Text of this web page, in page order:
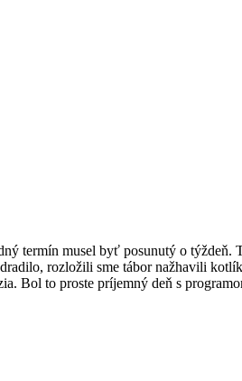
termín musel byť posunutý o týždeň.
rozložili sme tábor nažhavili
Bol to proste príjemný deň s